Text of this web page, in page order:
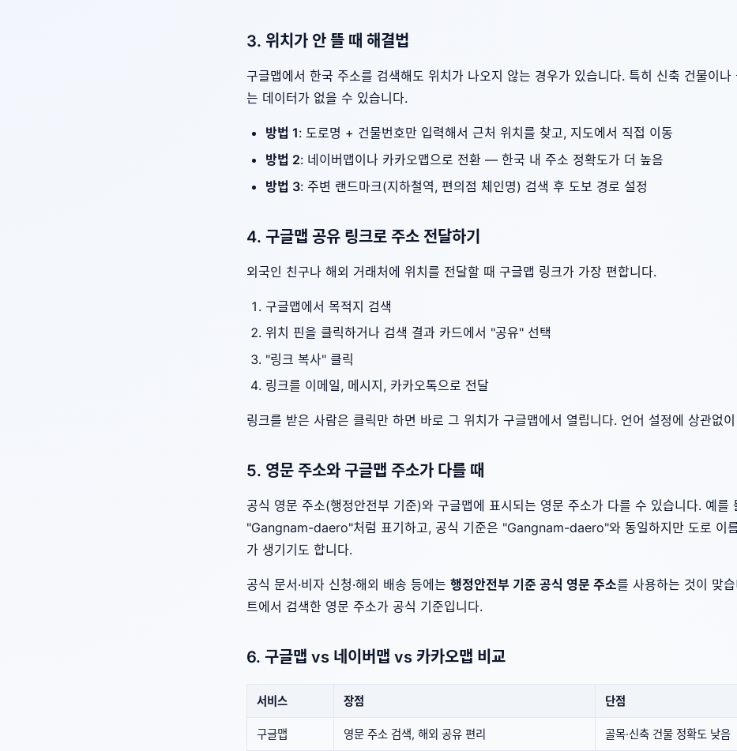
3. 위치가 안 뜰 때 해결법
구글맵에서 한국 주소를 검색해도 위치가 나오지 않는 경우가 있습니다. 특히 신축 건물이나
는 데이터가 없을 수 있습니다.
방법 1: 도로명 + 건물번호만 입력해서 근처 위치를 찾고, 지도에서 직접 이동
방법 2: 네이버맵이나 카카오맵으로 전환 — 한국 내 주소 정확도가 더 높음
방법 3: 주변 랜드마크(지하철역, 편의점 체인명) 검색 후 도보 경로 설정
4. 구글맵 공유 링크로 주소 전달하기
외국인 친구나 해외 거래처에 위치를 전달할 때 구글맵 링크가 가장 편합니다.
구글맵에서 목적지 검색
위치 핀을 클릭하거나 검색 결과 카드에서 "공유" 선택
"링크 복사" 클릭
링크를 이메일, 메시지, 카카오톡으로 전달
링크를 받은 사람은 클릭만 하면 바로 그 위치가 구글맵에서 열립니다. 언어 설정에 상관없
5. 영문 주소와 구글맵 주소가 다를 때
공식 영문 주소(행정안전부 기준)와 구글맵에 표시되는 영문 주소가 다를 수 있습니다. 예를
"Gangnam-daero"처럼 표기하고, 공식 기준은 "Gangnam-daero"와 동일하지만 도로 이
가 생기기도 합니다.
공식 문서·비자 신청·해외 배송 등에는 행정안전부 기준 공식 영문 주소를 사용하는 것이 맞습
트에서 검색한 영문 주소가 공식 기준입니다.
6. 구글맵 vs 네이버맵 vs 카카오맵 비교
서비스 장점 단점
구글맵 영문 주소 검색, 해외 공유 편리 골목·신축 건물 정확도 낮음